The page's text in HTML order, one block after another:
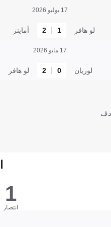
17 يوليو 2026
لو هافر 1
2 أماينز
17 مايو 2026
لوريان 0
2 لو هافر
1
انتصار